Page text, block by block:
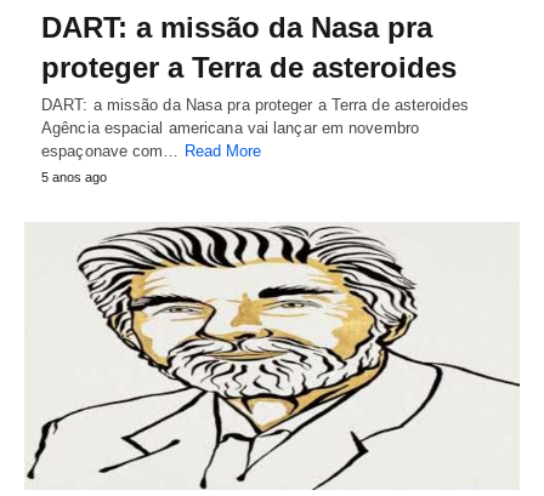
DART: a missão da Nasa pra
proteger a Terra de asteroides
DART: a missão da Nasa pra proteger a Terra de asteroides
Agência espacial americana vai lançar em novembro
espaçonave com… Read More
5 anos ago